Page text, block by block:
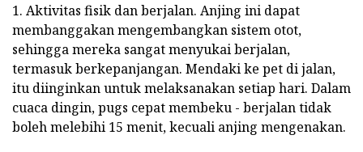
1. Aktivitas fisik dan berjalan. Anjing ini dapat
membanggakan mengembangkan sistem otot,
sehingga mereka sangat menyukai berjalan,
termasuk berkepanjangan. Mendaki ke pet di jalan,
itu diinginkan untuk melaksanakan setiap hari. Dalam
cuaca dingin, pugs cepat membeku - berjalan tidak
boleh melebihi 15 menit, kecuali anjing mengenakan.